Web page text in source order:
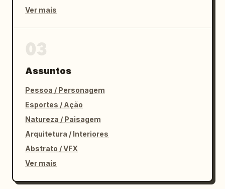
Ver mais
Assuntos
Pessoa / Personagem
Esportes / Ação
Natureza / Paisagem
Arquitetura / Interiores
Abstrato / VFX
Ver mais